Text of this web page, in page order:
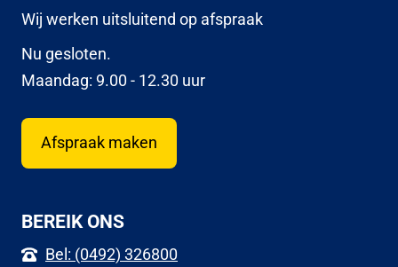
Wij werken uitsluitend op afspraak
Nu gesloten.
Maandag: 9.00 - 12.30 uur
Afspraak maken
BEREIK ONS
Bel: (0492) 326800